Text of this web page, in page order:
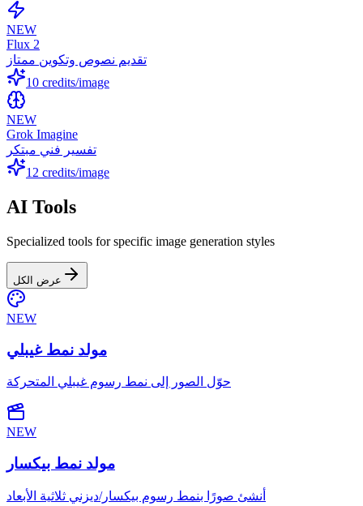
NEW
Flux 2
تقديم نصوص وتكوين ممتاز
10 credits/image
NEW
Grok Imagine
تفسير فني مبتكر
12 credits/image
AI Tools
Specialized tools for specific image generation styles
عرض الكل
NEW
مولد نمط غيبلي
حوّل الصور إلى نمط رسوم غيبلي المتحركة
NEW
مولد نمط بيكسار
أنشئ صورًا بنمط رسوم بيكسار/ديزني ثلاثية الأبعاد